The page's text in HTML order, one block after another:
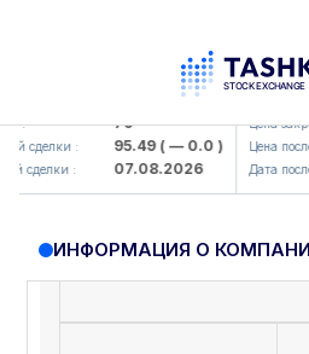
: 79
сделки : 95.49( — 0.0 )
сделки : 07.08.2026
UZMK
Цена
Цена
Дата
ИНФОРМАЦИЯ О